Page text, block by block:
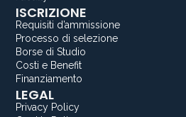
ISCRIZIONE
Requisiti d’ammissione
Processo di selezione
Borse di Studio
Costi e Benefit
Finanziamento
LEGAL
Privacy Policy